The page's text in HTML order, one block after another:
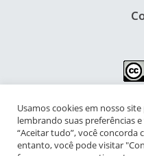
NIPIAC – Núcleo
Adolescência Contemporâneas
Universidade Federal do Rio de
Usamos cookies em nosso
lembrando suas preferências
“Aceitar tudo”, você concorda
entanto, você pode visitar